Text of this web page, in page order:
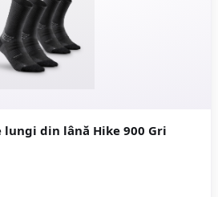
lungi din lână Hike 900 Gri